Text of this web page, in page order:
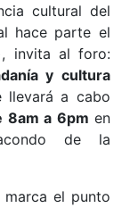
cultural del
hace parte el
invita al foro:
y cultura
llevará a cabo
8am a 6pm en
de la
el punto